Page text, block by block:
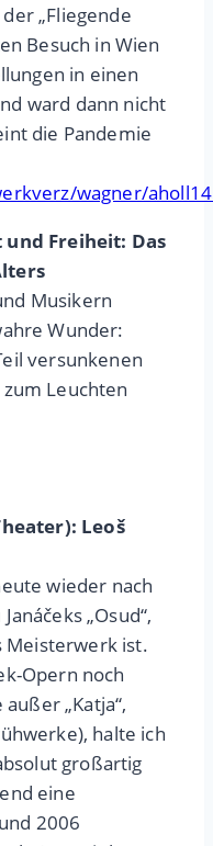
„Fliegende
Besuch in Wien
in einen
ward dann nicht
die Pandemie
wagner/
Freiheit: Das
Musikern
Wunder:
versunkenen
Leuchten
Leoš
wieder nach
„Osud“,
Meisterwerk ist.
Opern noch
„Katja“,
halte ich
großartig
eine
2006